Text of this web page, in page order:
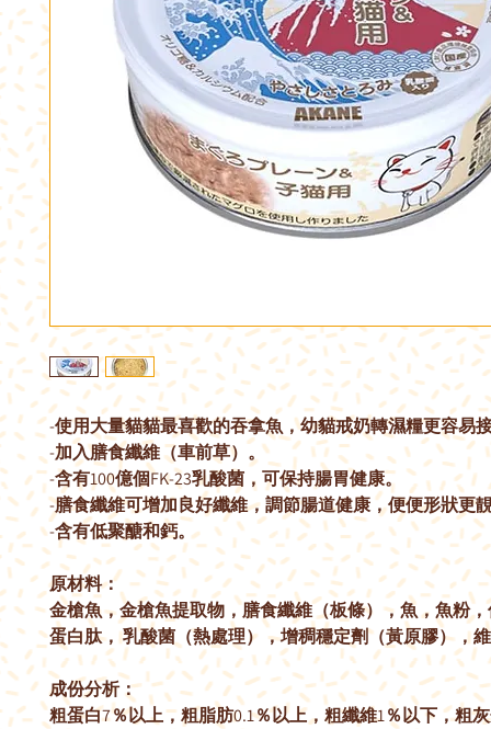
-使用大量貓貓最喜歡的吞拿魚，幼貓戒奶轉濕糧更容易
-加入膳食纖維（車前草）。
-含有100億個FK-23乳酸菌，可保持腸胃健康。
-膳食纖維可增加良好纖維，調節腸道健康，便便形狀更
-含有低聚醣和鈣。
原材料：
金槍魚，金槍魚提取物，膳食纖維（板條），魚，魚粉
蛋白肽， 乳酸菌（熱處理），增稠穩定劑（黃原膠），
成份分析：
粗蛋白7％以上，粗脂肪0.1％以上，粗纖維1％以下，粗